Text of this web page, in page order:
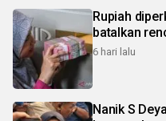
Rupiah
batalkan
6 hari lalu
Nanik S